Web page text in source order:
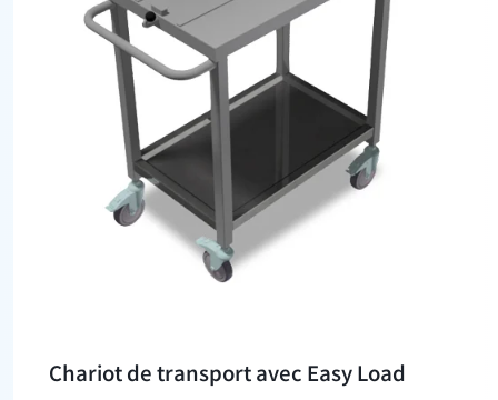
Chariot de transport avec Easy Load